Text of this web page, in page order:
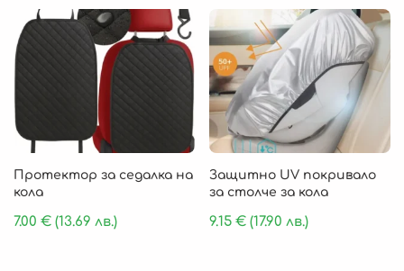
Протектор за седалка на
кола
7.00 € (13.69 лв.)
Защитно UV покривало
за столче за кола
9.15€ (17.90 лв.)